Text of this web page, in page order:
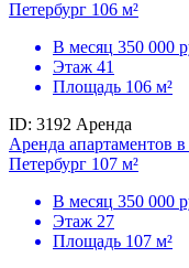
Петербург 106 м²
В месяц 350 000
Этаж 41
Площадь 106 м²
ID: 3192 Аренда
Аренда апартаментов
Петербург 107 м²
В месяц 350 000
Этаж 27
Площадь 107 м²